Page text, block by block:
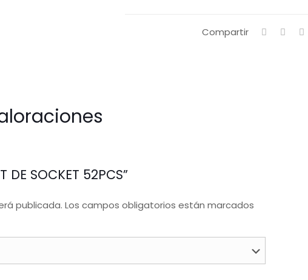
Compartir
SOCKET 52PCS”
publicada. Los campos obligatorios están marcados